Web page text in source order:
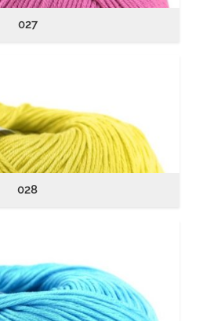
027
028